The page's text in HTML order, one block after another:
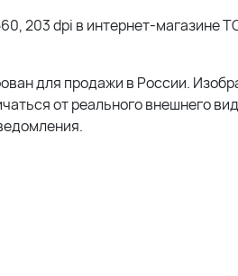
203 dpi в интернет-магазине
для продажи в России.
от реального внешнего